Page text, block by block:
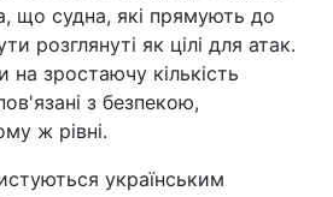
що судна, які прямують до
розглянуті як цілі для атак.
зростаючу кількість
з безпекою,
ж рівні.
українським